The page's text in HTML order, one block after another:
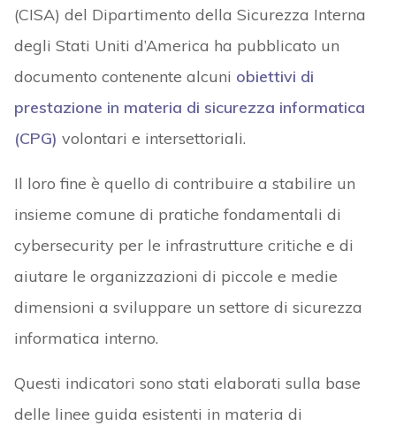
(CISA) del Dipartimento della Sicurezza Interna
degli Stati Uniti d’America ha pubblicato un
documento contenente alcuni obiettivi di
prestazione in materia di sicurezza informatica
(CPG) volontari e intersettoriali.
Il loro fine è quello di contribuire a stabilire un
insieme comune di pratiche fondamentali di
cybersecurity per le infrastrutture critiche e di
aiutare le organizzazioni di piccole e medie
dimensioni a sviluppare un settore di sicurezza
informatica interno.
Questi indicatori sono stati elaborati sulla base
delle linee guida esistenti in materia di